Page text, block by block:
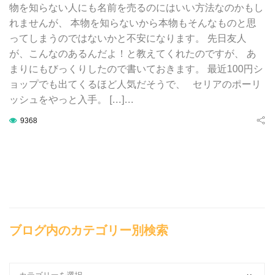
物を知らない人にも名前を売るのにはいい方法なのかもし
れませんが、 本物を知らないから本物もそんなものと思
ってしまうのではないかと不安になります。 先日友人
が、こんなのあるんだよ！と教えてくれたのですが、 あ
まりにもびっくりしたので書いておきます。 最近100円シ
ョップでも出てくるほど人気だそうで、 セリアのポーリ
ッシュをやっと入手。 […]…
9368
ブログ内のカテゴリー別検索